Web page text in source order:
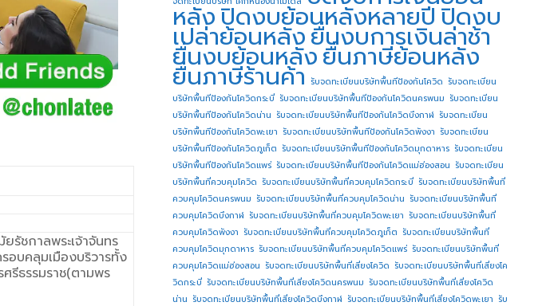
ชกาลพระเจ้าจันทร
อบคลุมเมืองบริวารทั้ง
รีธรรมราช(ตามพร
หลังปิดงบย้อนหลังหลายปี ปิดงบ
เปล่าย้อนหลังยื่นงบการเงินล่าช้า
ยื่นงบย้อนหลังยื่นภาษีย้อนหลัง
ยื่นภาษีร้านค้า รับจดทะเบียนบริษัทพื้นทีป้องกันโควิด รับจดทะเบียน
บริษัทพื้นทีป้องกันโควิดกระบี่ รับจดทะเบียนบริษัทพื้นทีป้องกันโควิดนครพนม รับจดทะเบียน
บริษัทพื้นทีป้องกันโควิดน่าน รับจดทะเบียนบริษัทพื้นทีป้องกันโควิดบึงกาฬ รับจดทะเบียน
บริษัทพื้นทีป้องกันโควิดพะเยา รับจดทะเบียนบริษัทพื้นทีป้องกันโควิดพังงา รับจดทะเบียน
บริษัทพื้นทีป้องกันโควิดภูเก็ต รับจดทะเบียนบริษัทพื้นทีป้องกันโควิดมุกดาหาร รับจดทะเบียน
บริษัทพื้นทีป้องกันโควิดแพร่ รับจดทะเบียนบริษัทพื้นทีป้องกันโควิดแม่ฮ่องสอน รับจดทะเบียน
บริษัทพื้นที่ควบคุมโควิด รับจดทะเบียนบริษัทพื้นที่ควบคุมโควิดกระบี่ รับจดทะเบียนบริษัทพื้นที่
ควบคุมโควิดนครพนม รับจดทะเบียนบริษัทพื้นที่ควบคุมโควิดน่าน รับจดทะเบียนบริษัทพื้นที่
ควบคุมโควิดบึงกาฬ รับจดทะเบียนบริษัทพื้นที่ควบคุมโควิดพะเยา รับจดทะเบียนบริษัทพื้นที่
ควบคุมโควิดพังงา รับจดทะเบียนบริษัทพื้นที่ควบคุมโควิดภูเก็ต รับจดทะเบียนบริษัทพื้นที่
ควบคุมโควิดมุกดาหาร รับจดทะเบียนบริษัทพื้นที่ควบคุมโควิดแพร่ รับจดทะเบียนบริษัทพื้นที่
ควบคุมโควิดแม่ฮ่องสอน รับจดทะเบียนบริษัทพื้นที่เสี่ยงโควิด รับจดทะเบียนบริษัทพื้นที่เสี่ยงโค
วิดกระบี่ รับจดทะเบียนบริษัทพื้นที่เสี่ยงโควิดนครพนม รับจดทะเบียนบริษัทพื้นที่เสี่ยงโควิด
น่าน รับจดทะเบียนบริษัทพื้นที่เสี่ยงโควิดบึงกาฬ รับจดทะเบียนบริษัทพื้นที่เสี่ยงโควิดพะเยา รับ